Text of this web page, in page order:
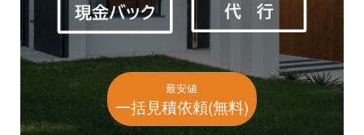
最安値
一括見積依頼(無料)